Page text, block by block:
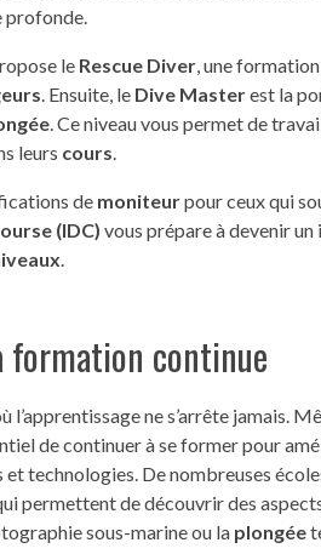
profonde.
le Rescue Diver , une
. Ensuite, le Dive Masterest la
. Ce niveau vous permet de
leurs cours
de moniteurpour ceux qui
(IDC) vous prépare à devenir
formation continue
l’apprentissage ne s’arrête jamais.
de continuer à se former pour
et technologies. De nombreuses
permettent de découvrir des
sous-marine ou la plongée